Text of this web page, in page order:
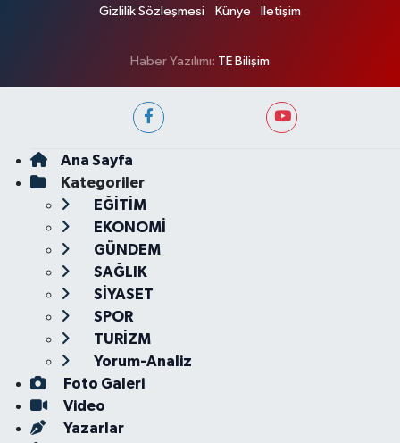
Gizlilik Sözleşmesi Künye İletişim
Haber Yazılımı: TE Bilişim
Ana Sayfa
Kategoriler
EĞİTİM
EKONOMİ
GÜNDEM
SAĞLIK
SİYASET
SPOR
TURİZM
Yorum-Analiz
Foto Galeri
Video
Yazarlar